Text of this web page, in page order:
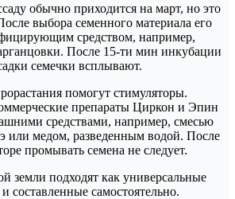
обычно приходится на март, но это
выбора семенного материала его
средством, например,
После 15-ти мин инкубации
семечки всплывают.
помогут стимуляторы.
препараты Циркон и Эпин
средствами, например, смесью
или медом, разведенным водой. После
промывать семена не следует.
земли подходят как универсальные
составленные самостоятельно.